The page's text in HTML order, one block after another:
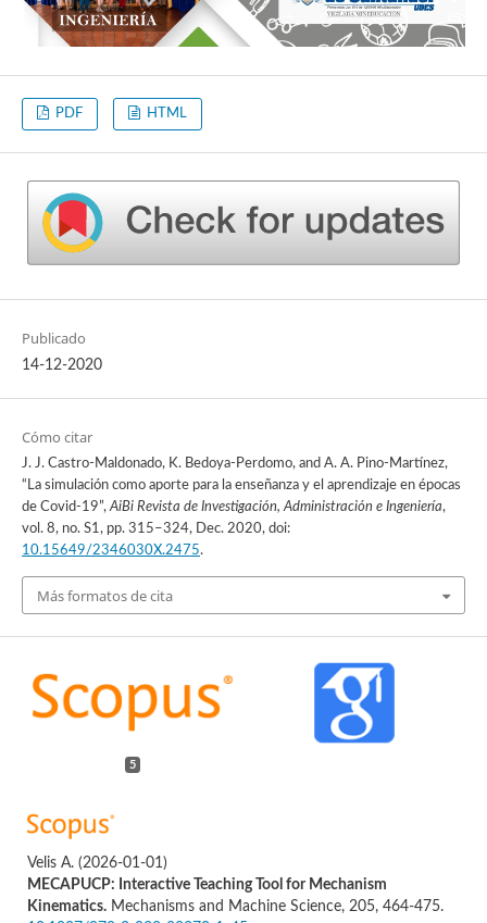
PDF HTML
Publicado
14-12-2020
Cómo citar
J. J. Castro-Maldonado, K. Bedoya-Perdomo, and A. A. Pino-Martínez,
“La simulación como aporte para la enseñanza y el aprendizaje en épocas
de Covid-19”,AiBi Revista de Investigación, Administración e Ingeniería,
vol. 8, no. S1, pp. 315–324, Dec. 2020, doi:
10.15649/2346030X.2475.
Más formatos de cita
5
Velis A. (2026-01-01)
MECAPUCP: Interactive Teaching Tool for Mechanism
Kinematics. Mechanisms and Machine Science, 205, 464-475.